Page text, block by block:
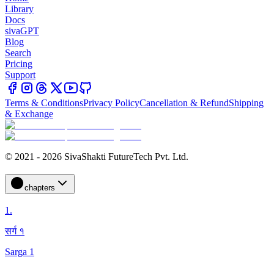
Library
Docs
sivaGPT
Blog
Search
Pricing
Support
Terms & ConditionsPrivacy PolicyCancellation & RefundShipping
& Exchange
© 2021 - 2026 SivaShakti FutureTech Pvt. Ltd.
chapters
1.
सर्ग १
Sarga 1